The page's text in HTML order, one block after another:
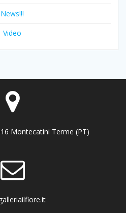
News!!!
Video
Montecatini Terme (PT)